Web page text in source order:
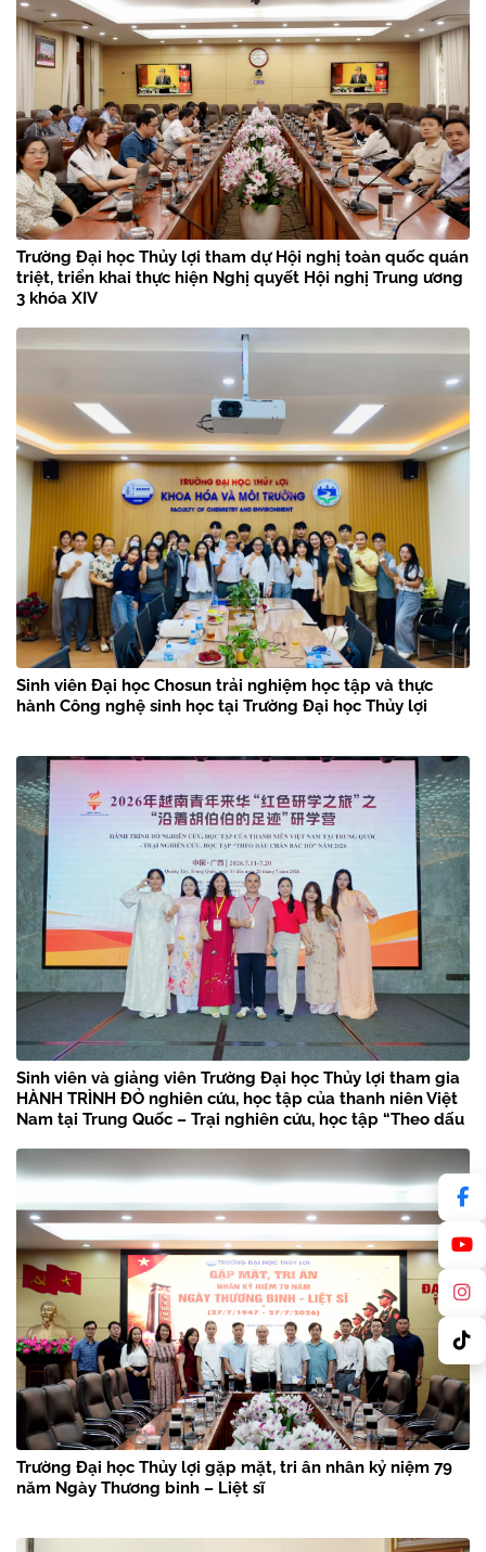
Trường Đại học Thủy lợi tham dự Hội nghị toàn quốc quán
triệt, triển khai thực hiện Nghị quyết Hội nghị Trung ương
3 khóa XIV
Sinh viên Đại học Chosun trải nghiệm học tập và thực
hành Công nghệ sinh học tại Trường Đại học Thủy lợi
Sinh viên và giảng viên Trường Đại học Thủy lợi tham gia
HÀNH TRÌNH ĐỎ nghiên cứu, học tập của thanh niên Việt
Nam tại Trung Quốc – Trại nghiên cứu, học tập “Theo dấu
Trường Đại học Thủy lợi gặp mặt, tri ân nhân kỷ niệm 79
năm Ngày Thương binh – Liệt sĩ